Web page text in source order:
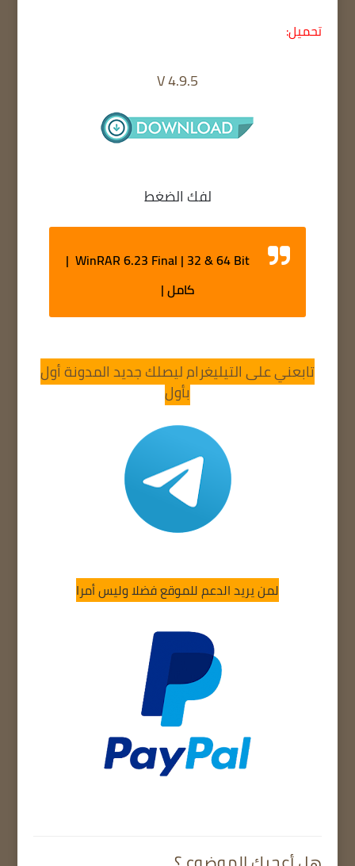
تحميل:
V 4.9.5
لفك الضغط
WinRAR 6.23 Final | 32 & 64 Bit |
كامل |
تابعني على التيليغرام ليصلك جديد المدونة أول
بأول
لمن يريد الدعم للموقع فضلا وليس أمرا